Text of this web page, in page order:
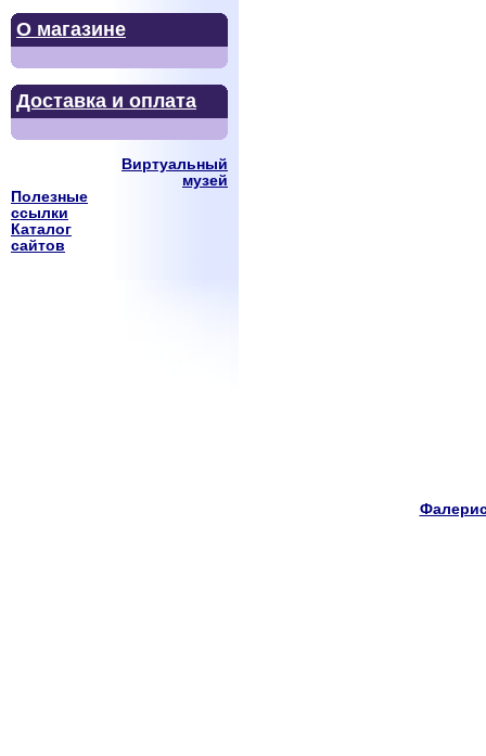
О магазине
Доставка и оплата
Виртуальный
музей
Полезные
ссылки
Каталог
сайтов